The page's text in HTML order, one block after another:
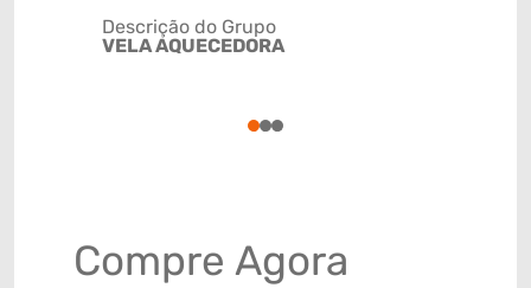
Descrição do Grupo
VELA AQUECEDORA
123
Compre Agora